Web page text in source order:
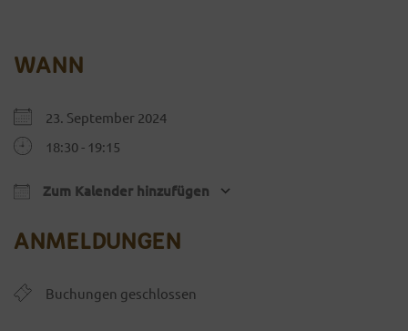
WANN
23. September 2024
18:30 - 19:15
Zum Kalender hinzufügen
ANMELDUNGEN
Buchungen geschlossen